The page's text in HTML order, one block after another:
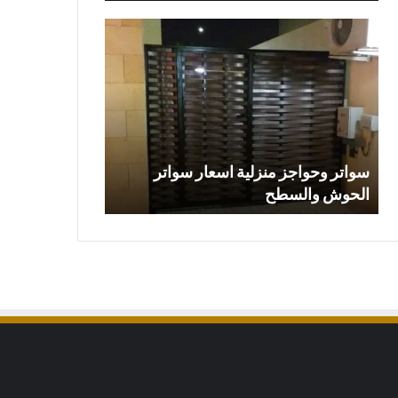
سواتر
وحواجز
منزلية
سواتر
الحوش
والسطح
سواتر وحواجز منزلية اسعار سواتر
الحوش والسطح
محلات